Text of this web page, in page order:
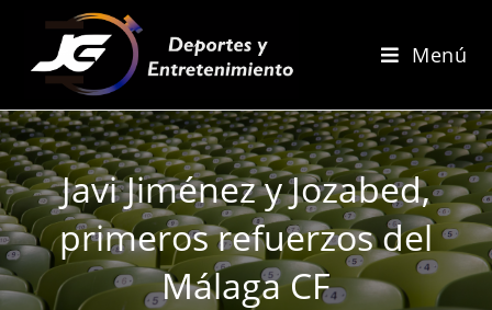
Menú
Javi Jiménez y Jozabed,
primeros refuerzos del
Málaga CF